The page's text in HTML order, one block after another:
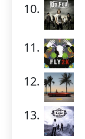
10.
11.
12.
13.